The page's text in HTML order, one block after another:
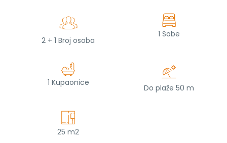
2 + 1 Broj osoba
1 Sobe
1 Kupaonice
Do plaže 50 m
25 m2